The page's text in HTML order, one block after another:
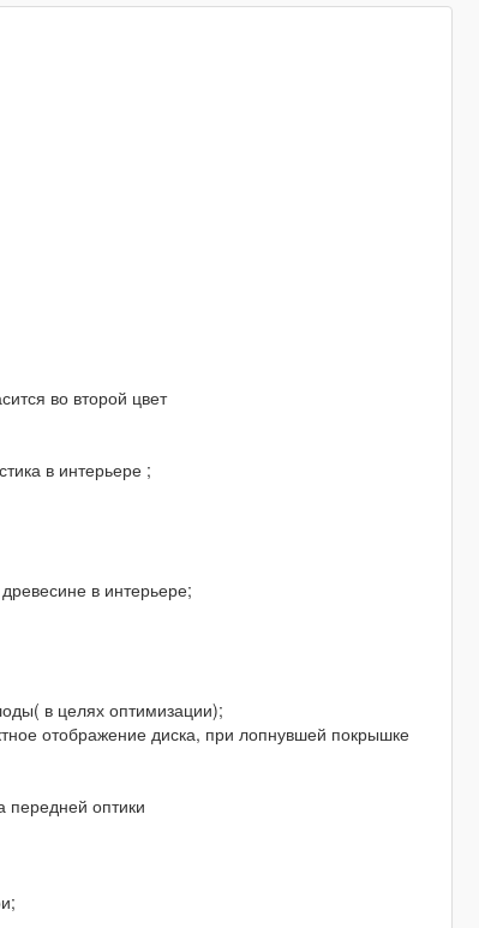
во второй цвет
в интерьере ;
в интерьере;
в целях оптимизации);
отображение диска, при лопнувшей покрышке
передней оптики